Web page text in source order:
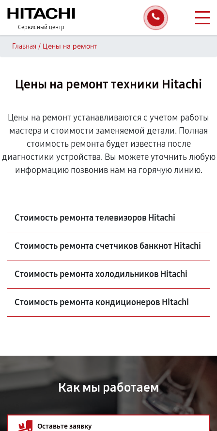
Сервисный центр
Главная / Цены на ремонт
Цены на ремонт техники Hitachi
Цены на ремонт устанавливаются с учетом работы
мастера и стоимости заменяемой детали. Полная
стоимость ремонта будет известна после
диагностики устройства. Вы можете уточнить любую
информацию позвонив нам на горячую линию.
Стоимость ремонта телевизоров Hitachi
Стоимость ремонта счетчиков банкнот Hitachi
Стоимость ремонта холодильников Hitachi
Стоимость ремонта кондиционеров Hitachi
Как мы работаем
Оставьте заявку